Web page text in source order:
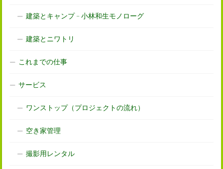
建築とキャンプ – 小林和生モノローグ
建築とニワトリ
これまでの仕事
サービス
ワンストップ（プロジェクトの流れ）
空き家管理
撮影用レンタル